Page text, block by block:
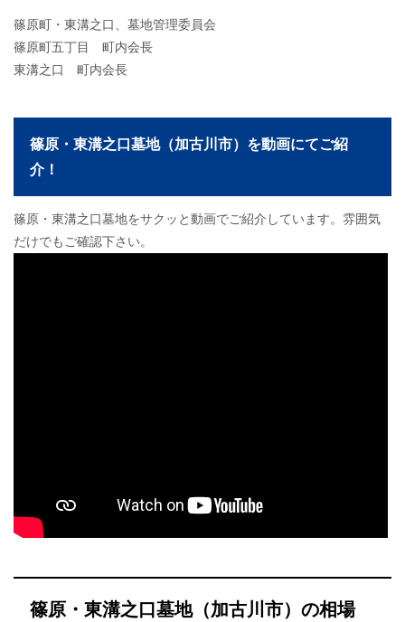
篠原町・東溝之口、墓地管理委員会
篠原町五丁目 町内会長
東溝之口 町内会長
篠原・東溝之口墓地（加古川市）を動画にてご紹
介！
篠原・東溝之口墓地をサクッと動画でご紹介しています。雰囲気
だけでもご確認下さい。
篠原・東溝之口墓地（加古川市）の相場